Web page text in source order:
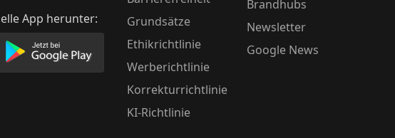
App herunter:
App im AppStore herunter
Lade unsere App im PlayStore herunter
Grundsätze
Ethikrichtlinie
Werberichtlinie
Korrekturrichtlinie
KI-Richtlinie
Brandhubs
Newsletter
Google News